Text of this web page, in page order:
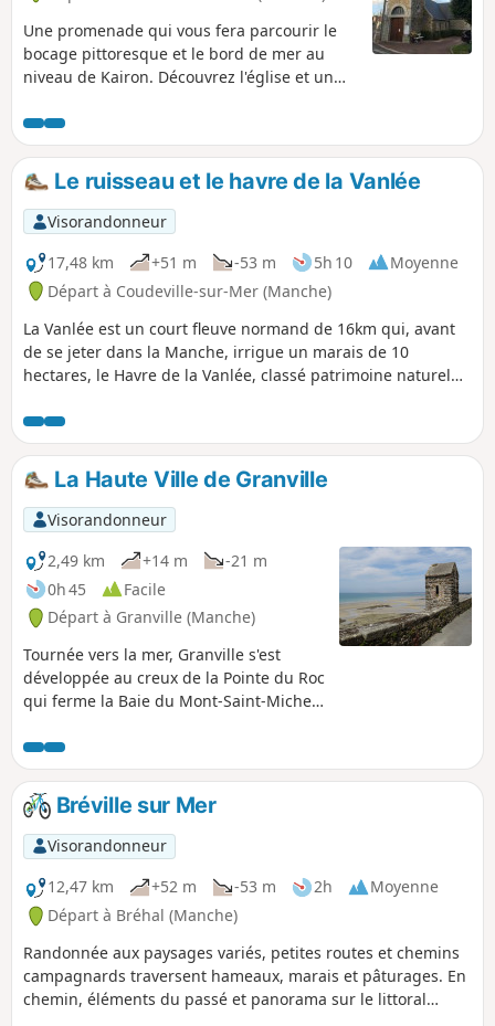
Une promenade qui vous fera parcourir le
bocage pittoresque et le bord de mer au
niveau de Kairon. Découvrez l'église et un
Le ruisseau et le havre de la Vanlée
Visorandonneur
17,48 km
+51 m -53 m 5h 10
Moyenne
Départ à Coudeville-sur-Mer (Manche)
La Vanlée est un court fleuve normand de 16km qui, avant
de se jeter dans la Manche, irrigue un marais de 10
hectares, le Havre de la Vanlée, classé patrimoine naturel
salines, il est traversé par une route submersible
recouverte lors de fortes marées. Il y a été recensées
quelques 150 espèces d'oiseaux. On y trouve aussi des
moutons et des lapins !
La Haute Ville de Granville
Visorandonneur
2,49 km
+14 m
-21 m
0h 45
Facile
Départ à Granville (Manche)
Tournée vers la mer, Granville s'est
développée au creux de la Pointe du Roc
qui ferme la Baie du Mont-Saint-Michel
d'Europe. Granville est une ville
dynamique qui s'appuie sur sa notoriété
touristique. Sa vocation maritime, qui
n'est pas en reste, y contribue. Cette
balade vous fera découvrir la jolie cité
corsaire normande juchée sur son
rocher et entourée de ses remparts.
Cette cité n'est pas sans rappeler les
charmes de sa cousine malouine.
Bréville sur Mer
Visorandonneur
12,47 km
+52 m -53 m 2h
Moyenne
Départ à Bréhal (Manche)
Randonnée aux paysages variés, petites routes et chemins
campagnards traversent hameaux, marais et pâturages. En
chemin, éléments du passé et panorama sur le littoral